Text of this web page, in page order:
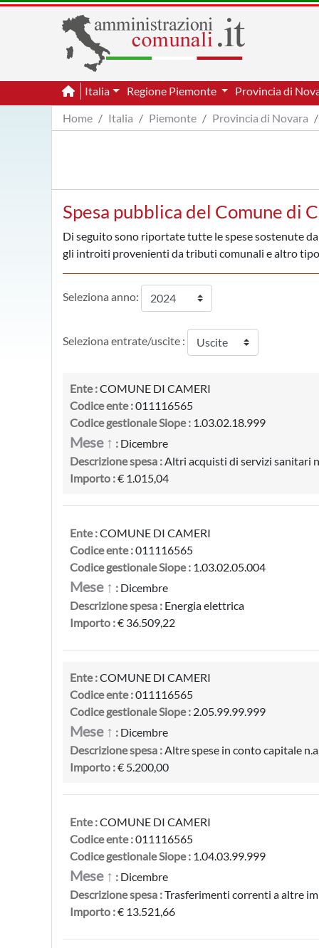
Italia Regione Piemonte Provincia di
Home
Italia Piemonte Provincia di Novara
Spesa pubblica del Comune di
Di seguito sono riportate tutte le spese sostenute
gli introiti provenienti da tributi comunali e altro
Seleziona anno:
Seleziona entrate/uscite :
Ente :COMUNE DI CAMERI
Codice ente :011116565
Codice gestionale Siope : 1.03.02.18.999
Mese ↑ : Dicembre
Descrizione spesa :Altri acquisti di servizi sanitari
Importo :€ 1.015,04
Ente :COMUNE DI CAMERI
Codice ente :011116565
Codice gestionale Siope : 1.03.02.05.004
Mese ↑ : Dicembre
Descrizione spesa : Energia elettrica
Importo :€ 36.509,22
Ente :COMUNE DI CAMERI
Codice ente :011116565
Codice gestionale Siope : 2.05.99.99.999
Mese ↑ : Dicembre
Descrizione spesa :Altre spese in conto capitale
Importo :€ 5.200,00
Ente :COMUNE DI CAMERI
Codice ente :011116565
Codice gestionale Siope : 1.04.03.99.999
Mese ↑ : Dicembre
Descrizione spesa :Trasferimenti correnti a altre
Importo :€ 13.521,66